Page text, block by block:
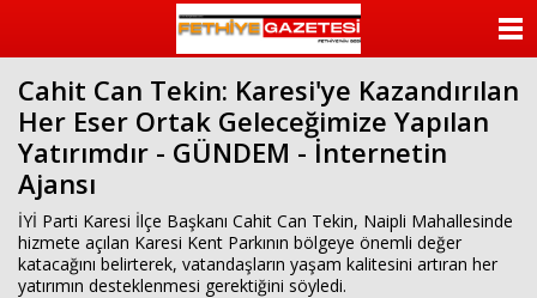
beylikdüzü
escort
bayan
beylikdüzü
escort
bayan
escort
beylikdüzü
beylikdüzü
escort
Cahit Can Tekin: Karesi'ye Kazandırılan
Her Eser Ortak Geleceğimize Yapılan
Yatırımdır - GÜNDEM - İnternetin
Ajansı
İYİ Parti Karesi İlçe Başkanı Cahit Can Tekin, Naipli Mahallesinde
hizmete açılan Karesi Kent Parkının bölgeye önemli değer
katacağını belirterek, vatandaşların yaşam kalitesini artıran her
yatırımın desteklenmesi gerektiğini söyledi.
KATEGORİLER
YAZARLAR
FOTO GALERİ